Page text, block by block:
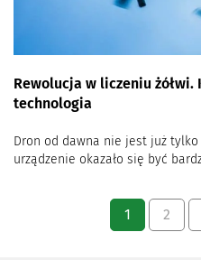
Rewolucja w liczeniu żółwi.
technologia
Dron od dawna nie jest już
urządzenie okazało się być
1 2